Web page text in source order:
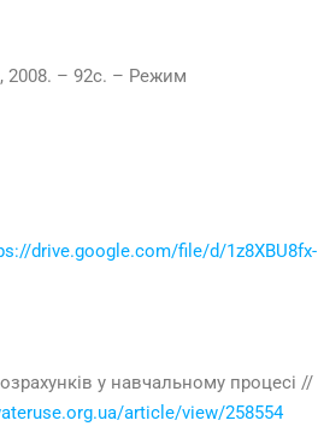
2008. – 92с. – Режим
drive.google.com/file/d/1z8XBU8fx-
у навчальному процесі //
article/view/258554